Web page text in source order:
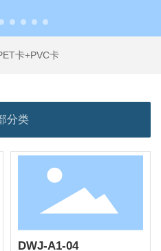
卡+PVC卡
分类
DWJ-A1-04